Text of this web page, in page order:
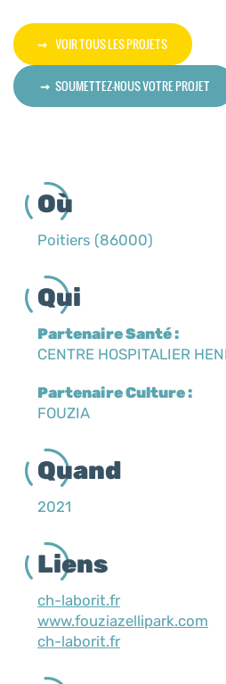
VOIR TOUS LES PROJETS
SOUMETTEZ-NOUS VOTRE PROJET
Où
Poitiers (86000)
Qui
Partenaire Santé :
CENTRE HOSPITALIER
Partenaire Culture :
FOUZIA
Quand
2021
Liens
ch-laborit.fr
www.fouziazellipark.com
ch-laborit.fr